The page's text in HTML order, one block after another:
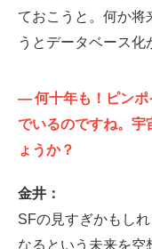
ておこうと。何か将
うとデータベース化
—何十年も！ピン
でいるのですね。宇
ょうか？
金井：
SFの見すぎかもし
なるという未来を空